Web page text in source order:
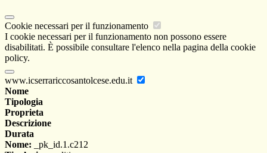
Cookie necessari per il funzionamento
I cookie necessari per il funzionamento non possono essere
disabilitati. È possibile consultare l'elenco nella pagina della cookie
policy.
www.icserrariccosantolcese.edu.it
Nome
Tipologia
Proprieta
Descrizione
Durata
Nome: _pk_id.1.c212